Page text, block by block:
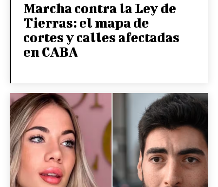
Marcha contra la Ley de
Tierras: el mapa de
cortes y calles afectadas
en CABA